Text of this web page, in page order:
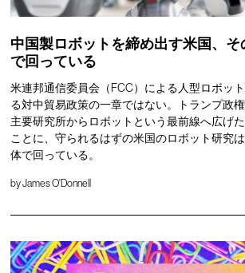
中国製ロボットを締め出す米国、
で回っている
米連邦通信委員会（FCC）による人型ロボッ
る対中貿易政策の一章ではない。トランプ政
主要研究所からロボットという最前線へ広げ
ことに、守られるはずの米国のロボット研究
体で回っている。
byJames O'Donnell